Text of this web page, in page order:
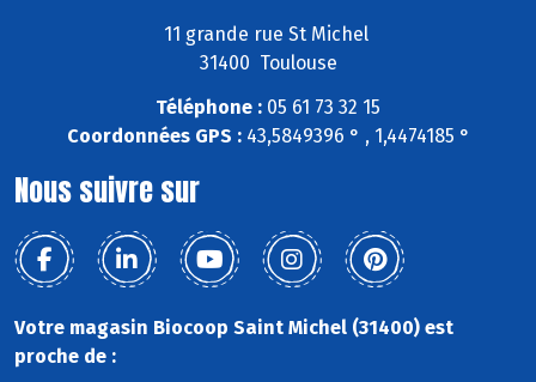
11 grande rue St Michel
31400 Toulouse
Téléphone : 05 61 73 32 15
Coordonnées GPS :43,5849396 ° , 1,4474185 °
Nous suivre sur
Votre magasin Biocoop Saint Michel (31400) est
proche de :